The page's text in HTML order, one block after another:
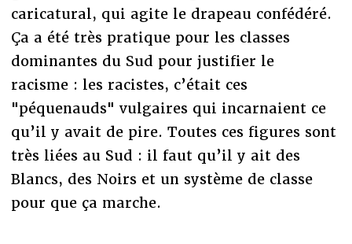
caricatural, qui agite le drapeau confédéré.
Ça a été très pratique pour les classes
dominantes du Sud pour justifier le
racisme : les racistes, c’était ces
"péquenauds" vulgaires qui incarnaient ce
qu’il y avait de pire. Toutes ces figures sont
très liées au Sud : il faut qu’il y ait des
Blancs, des Noirs et un système de classe
pour que ça marche.